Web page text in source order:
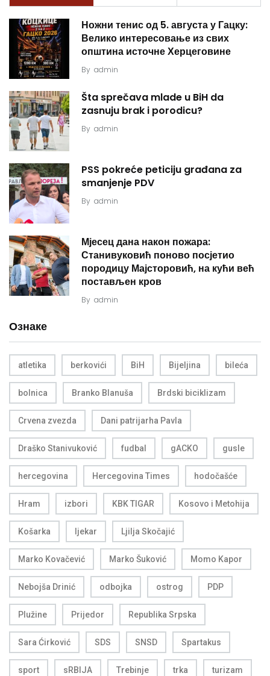
Ножни тенис од 5. августа у Гацку:
Велико интересовање из свих
општина источне Херцеговине
By admin
Šta sprečava mlade u BiH da
zasnuju brak i porodicu?
By admin
PSS pokreće peticiju građana za
smanjenje PDV
By admin
Мјесец дана након пожара:
Станивуковић поново посјетио
породицу Мајсторовић, на кући већ
постављен кров
By admin
Ознаке
atletika berkovići BiH Bijeljina bileća
bolnica Branko Blanuša Brdski biciklizam
Crvena zvezda Dani patrijarha Pavla
Draško Stanivuković fudbal gACKO gusle
hercegovina Hercegovina Times hodočašće
Hram izbori KBK TIGAR Kosovo i Metohija
Košarka ljekar Ljilja Skočajić
Marko Kovačević Marko Šuković Momo Kapor
Nebojša Drinić odbojka ostrog PDP
Plužine Prijedor Republika Srpska
Sara Ćirković SDS SNSD Spartakus
sport sRBIJA Trebinje trka turizam